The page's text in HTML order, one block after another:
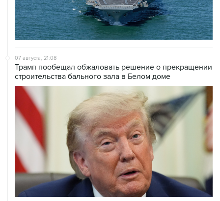
07 августа, 21:08
Трамп пообещал обжаловать решение о прекращении
строительства бального зала в Белом доме